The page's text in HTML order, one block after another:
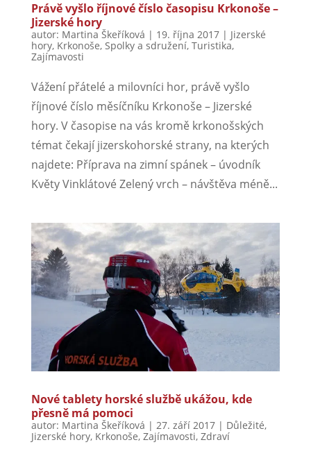
Právě vyšlo říjnové číslo časopisu Krkonoše –
Jizerské hory
autor: Martina Škeříková | 19. října 2017| Jizerské
hory, Krkonoše, Spolky a sdružení, Turistika,
Zajímavosti
Vážení přátelé a milovníci hor, právě vyšlo
říjnové číslo měsíčníku Krkonoše – Jizerské
hory. V časopise na vás kromě krkonošských
témat čekají jizerskohorské strany, na kterých
najdete: Příprava na zimní spánek – úvodník
Květy Vinklátové Zelený vrch – návštěva méně...
Nové tablety horské službě ukážou, kde
přesně má pomoci
autor: Martina Škeříková | 27. září 2017| Důležité,
Jizerské hory, Krkonoše, Zajímavosti, Zdraví